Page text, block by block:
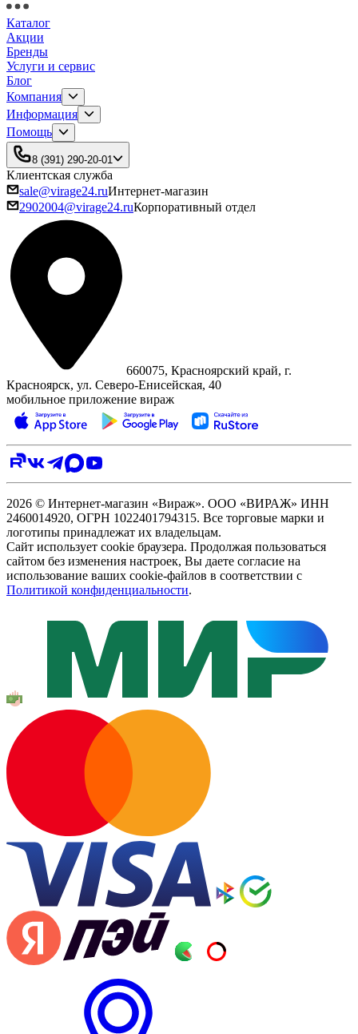
Каталог
Акции
Бренды
Услуги и сервис
Блог
Компания
Информация
Помощь
8 (391) 290-20-01
Клиентская служба
sale@virage24.ruИнтернет-магазин
2902004@virage24.ruКорпоративный отдел
660075, Красноярский край, г.
Красноярск, ул. Северо‑Енисейская, 40
мобильное приложение вираж
2026 © Интернет-магазин «Вираж». ООО «ВИРАЖ» ИНН
2460014920, ОГРН 1022401794315. Все торговые марки и
логотипы принадлежат их владельцам.
Сайт использует cookie браузера. Продолжая пользоваться
сайтом без изменения настроек, Вы даете согласие на
использование ваших cookie-файлов в соответствии с
Политикой конфиденциальности.